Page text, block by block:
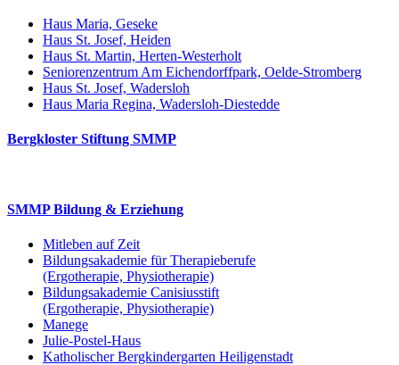
Haus Maria, Geseke
Haus St. Josef, Heiden
Haus St. Martin, Herten-Westerholt
Seniorenzentrum Am Eichendorffpark, Oelde-Stromberg
Haus St. Josef, Wadersloh
Haus Maria Regina, Wadersloh-Diestedde
Bergkloster Stiftung SMMP
SMMP Bildung & Erziehung
Mitleben auf Zeit
Bildungsakademie für Therapieberufe
(Ergotherapie, Physiotherapie)
Bildungsakademie Canisiusstift
(Ergotherapie, Physiotherapie)
Manege
Julie-Postel-Haus
Katholischer Bergkindergarten Heiligenstadt